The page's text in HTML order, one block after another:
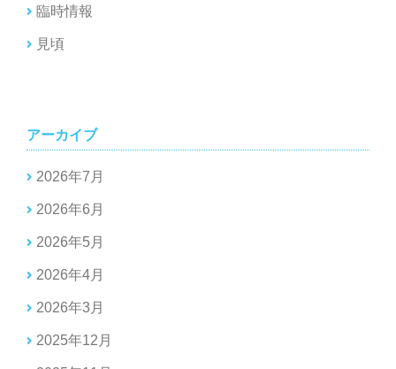
臨時情報
見頃
アーカイブ
2026年7月
2026年6月
2026年5月
2026年4月
2026年3月
2025年12月